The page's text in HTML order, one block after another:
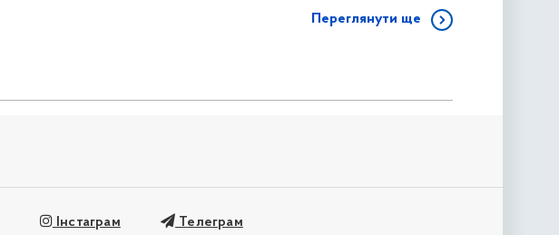
Переглянути ще
Інстаграм Телеграм